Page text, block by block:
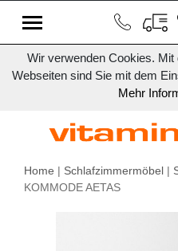
Wir verwenden Cookies.
Webseiten sind Sie mit dem
Mehr
Home | Schlafzimmermöbel |
KOMMODE AETAS